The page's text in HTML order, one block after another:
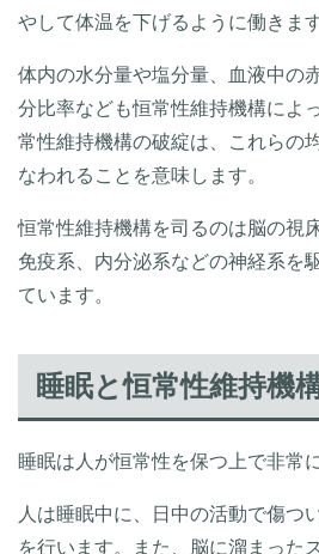
やして体温を下げるように働きます
体内の水分量や塩分量、血液中の
分比率なども恒常性維持機構によ
常性維持機構の破綻は、これらの
なわれることを意味します。
恒常性維持機構を司るのは脳の視
免疫系、内分泌系などの神経系を
ています。
睡眠と恒常性維持機
睡眠は人が恒常性を保つ上で非常
人は睡眠中に、日中の活動で傷つ
を行います。また、脳に溜まった